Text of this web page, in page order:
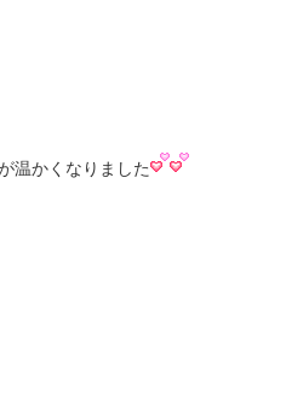
温かくなりました